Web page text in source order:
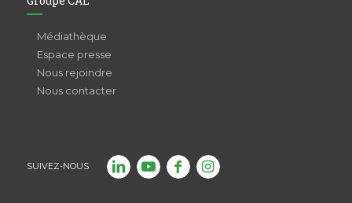
Médiathèque
Espace presse
Nous rejoindre
Nous contacter
SUIVEZ-NOUS